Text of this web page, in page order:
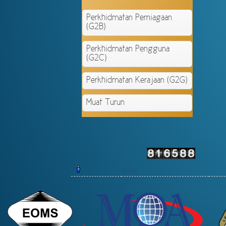
Perkhidmatan Perniagaan
(G2B)
Perkhidmatan Pengguna
(G2C)
Perkhidmatan Kerajaan (G2G)
Muat Turun